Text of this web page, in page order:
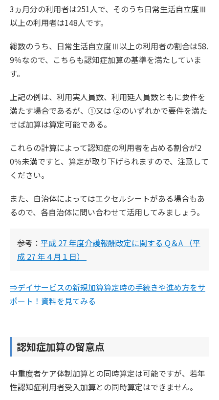
3ヵ月分の利用者は251人で、そのうち日常生活自立度Ⅲ
以上の利用者は148人です。
総数のうち、日常生活自立度Ⅲ以上の利用者の割合は58.
9％なので、こちらも認知症加算の基準を満たしていま
す。
上記の例は、利用実人員数、利用延人員数ともに要件を
満たす場合であるが、①又は ②のいずれかで要件を満た
せば加算は算定可能である。
これらの計算によって認知症の利用者を占める割合が2
0％未満ですと、算定が取り下げられますので、注意して
ください。
また、自治体によってはエクセルシートがある場合もあ
るので、各自治体に問い合わせて活用してみましょう。
参考： 平成 27 年度介護報酬改定に関する Q＆A （平
成 27 年４月１日）
⇒デイサービスの新規加算算定時の手続きや進め方をサ
ポート！資料を見てみる
認知症加算の留意点
中重度者ケア体制加算との同時算定は可能ですが、若年
性認知症利用者受入加算との同時算定はできません。